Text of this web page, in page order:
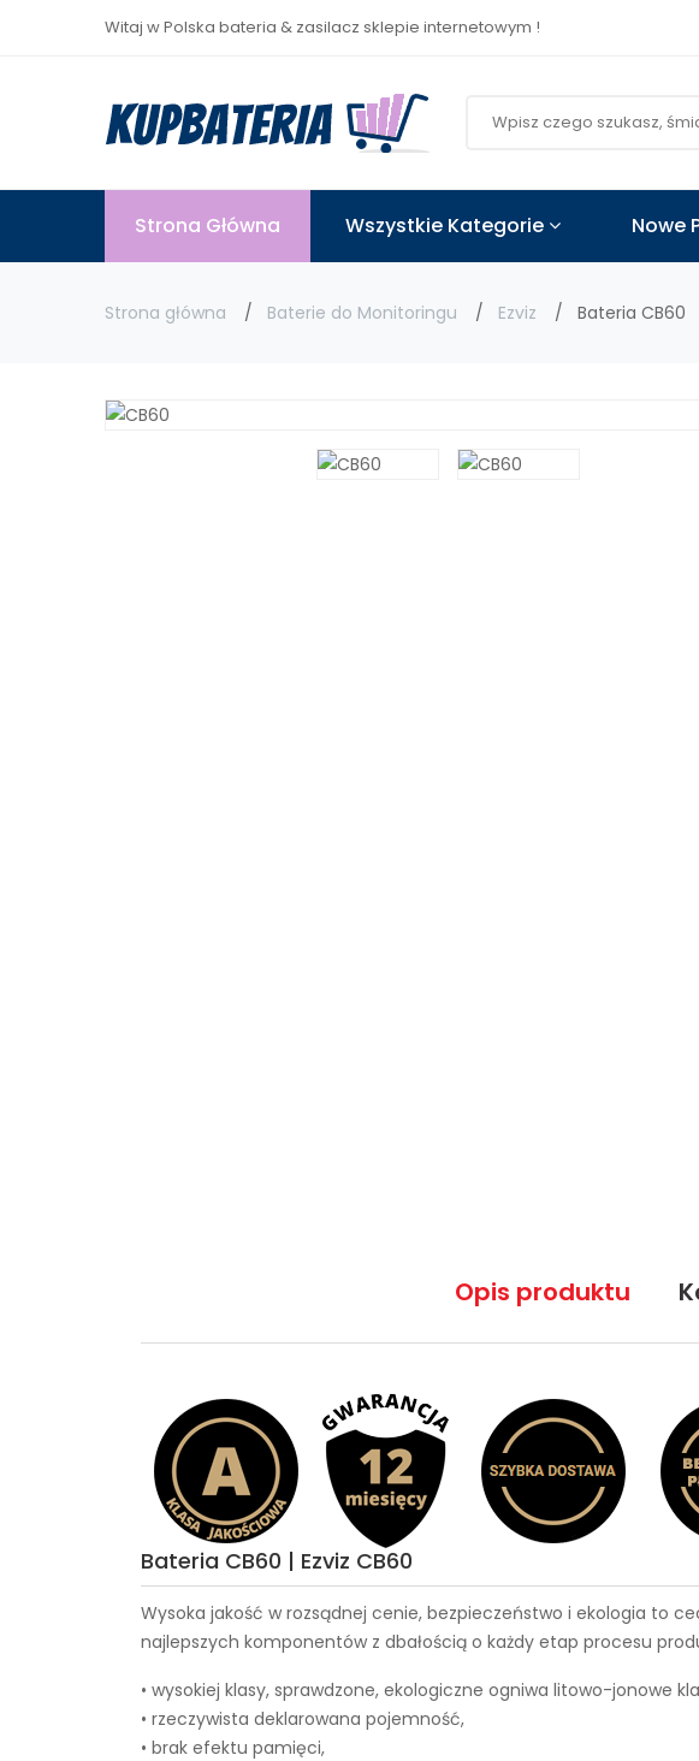
Witaj w Polska bateria & zasilacz sklepie internetowym !
Strona Główna Wszystkie Kategorie Nowe
Strona główna Baterie do Monitoringu Ezviz Bateria CB60
Opis produktu
Bateria CB60 | Ezviz CB60
Wysoka jakość w rozsądnej cenie, bezpieczeństwo i ekologia to
najlepszych komponentów z dbałością o każdy etap procesu
• wysokiej klasy, sprawdzone, ekologiczne ogniwa litowo-jonowe
• rzeczywista deklarowana pojemność,
• brak efektu pamięci,